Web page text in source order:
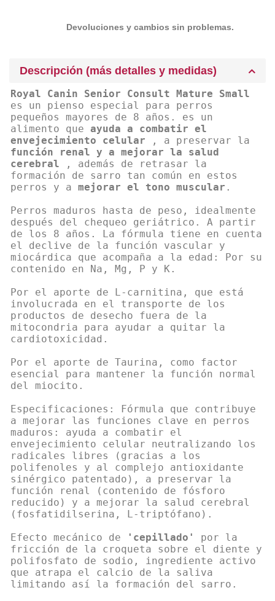
Devoluciones y cambios sin problemas.
Descripción (más detalles y medidas)
Royal Canin Senior Consult Mature Small
es un pienso especial para perros
pequeños mayores de 8 años. es un
alimento que ayuda a combatir el
envejecimiento celular , a preservar la
función renal y a mejorar la salud
cerebral , además de retrasar la
formación de sarro tan común en estos
perros y a mejorar el tono muscular .
Perros maduros hasta de peso, idealmente
después del chequeo geriátrico. A partir
de los 8 años. La fórmula tiene en cuenta
el declive de la función vascular y
miocárdica que acompaña a la edad: Por su
contenido en Na, Mg, P y K.
Por el aporte de L-carnitina, que está
involucrada en el transporte de los
productos de desecho fuera de la
mitocondria para ayudar a quitar la
cardiotoxicidad.
Por el aporte de Taurina, como factor
esencial para mantener la función normal
del miocito.
Especificaciones: Fórmula que contribuye
a mejorar las funciones clave en perros
maduros: ayuda a combatir el
envejecimiento celular neutralizando los
radicales libres (gracias a los
polifenoles y al complejo antioxidante
sinérgico patentado), a preservar la
función renal (contenido de fósforo
reducido) y a mejorar la salud cerebral
(fosfatidilserina, L-triptófano).
Efecto mecánico de
'cepillado'
por la
fricción de la croqueta sobre el diente y
polifosfato de sodio, ingrediente activo
que atrapa el calcio de la saliva
limitando así la formación del sarro.